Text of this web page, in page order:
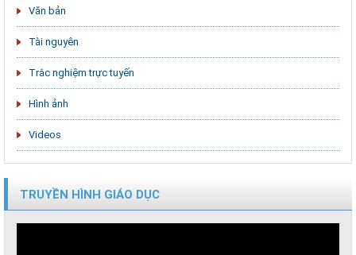
Văn bản
Tài nguyên
Trắc nghiệm trực tuyến
Hình ảnh
Videos
TRUYỀN HÌNH GIÁO DỤC